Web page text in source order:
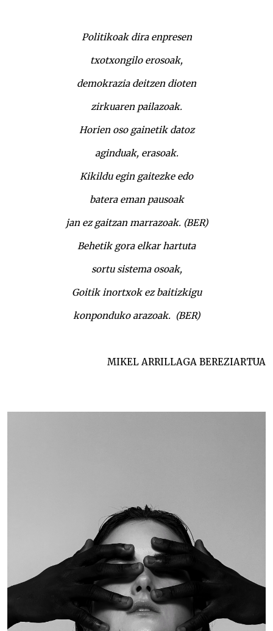
Politikoak dira enpresen
txotxongilo erosoak,
demokrazia deitzen dioten
zirkuaren pailazoak.
Horien oso gainetik datoz
aginduak, erasoak.
Kikildu egin gaitezke edo
batera eman pausoak
jan ez gaitzan marrazoak. (BER)
Behetik gora elkar hartuta
sortu sistema osoak,
Goitik inortxok ez baitizkigu
konponduko arazoak. (BER)
MIKEL ARRILLAGA BEREZIARTUA